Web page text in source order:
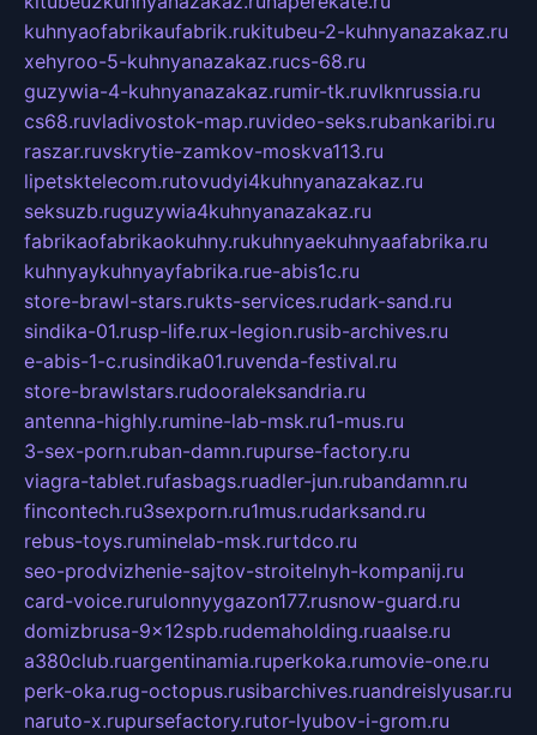
kuhnyaofabrikaufabrik.rukitubeu-2-kuhnyanazakaz.ru
xehyroo-5-kuhnyanazakaz.rucs-68.ru
guzywia-4-kuhnyanazakaz.rumir-tk.ruvlknrussia.ru
cs68.ruvladivostok-map.ruvideo-seks.rubankaribi.ru
raszar.ruvskrytie-zamkov-moskva113.ru
lipetsktelecom.rutovudyi4kuhnyanazakaz.ru
seksuzb.ruguzywia4kuhnyanazakaz.ru
fabrikaofabrikaokuhny.rukuhnyaekuhnyaafabrika.ru
kuhnyaykuhnyayfabrika.rue-abis1c.ru
store-brawl-stars.rukts-services.rudark-sand.ru
sindika-01.rusp-life.rux-legion.rusib-archives.ru
e-abis-1-c.rusindika01.ruvenda-festival.ru
store-brawlstars.rudooraleksandria.ru
antenna-highly.rumine-lab-msk.ru1-mus.ru
3-sex-porn.ruban-damn.rupurse-factory.ru
viagra-tablet.rufasbags.ruadler-jun.rubandamn.ru
fincontech.ru3sexporn.ru1mus.rudarksand.ru
rebus-toys.ruminelab-msk.rurtdco.ru
seo-prodvizhenie-sajtov-stroitelnyh-kompanij.ru
card-voice.rurulonnyygazon177.rusnow-guard.ru
domizbrusa-9x12spb.rudemaholding.ruaalse.ru
a380club.ruargentinamia.ruperkoka.rumovie-one.ru
perk-oka.rug-octopus.rusibarchives.ruandreislyusar.ru
naruto-x.rupursefactory.rutor-lyubov-i-grom.ru